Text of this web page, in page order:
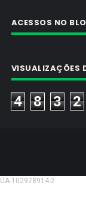
ACESSOS NO
VISUALIZAÇÕES
4 8 3 2
UA-102978914-2